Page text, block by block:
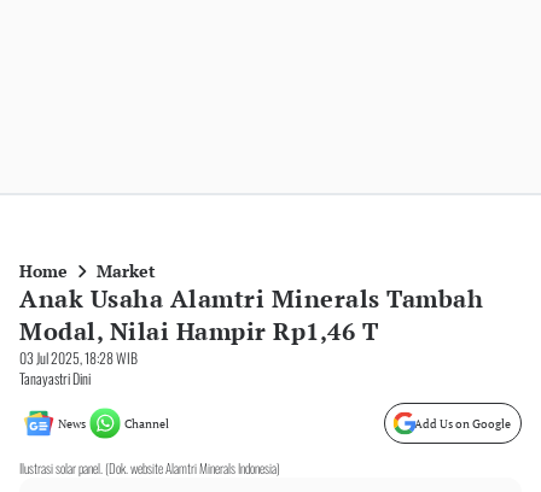
Home Market
Anak Usaha Alamtri Minerals Tambah
Modal, Nilai Hampir Rp1,46 T
03 Jul 2025, 18:28 WIB
Tanayastri Dini
News Channel Add Us on Google
Ilustrasi solar panel. (Dok. website Alamtri Minerals Indonesia)